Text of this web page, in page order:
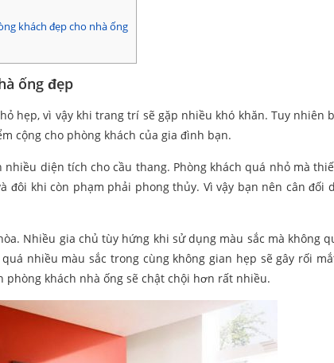
khách đẹp cho nhà ống
ống đẹp
hẹp, vì vậy khi trang trí sẽ gặp nhiều khó khăn. Tuy nhiên
cộng cho phòng khách của gia đình bạn.
diện tích cho cầu thang. Phòng khách quá nhỏ mà
đôi khi còn phạm phải phong thủy. Vì vậy bạn nên cân đối
Nhiều gia chủ tùy hứng khi sử dụng màu sắc mà không
nhiều màu sắc trong cùng không gian hẹp sẽ gây rối
khách nhà ống sẽ chật chội hơn rất nhiều.